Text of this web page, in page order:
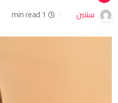
سنتين 1 min read